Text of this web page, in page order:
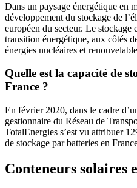
Dans un paysage énergétique en
développement du stockage de
européen du secteur. Le stockage
transition énergétique, aux côtés
énergies nucléaires et
Quelle est la capacité de
France ?
En février 2020, dans le cadre
gestionnaire du Réseau de
TotalEnergies s’est vu attribuer
de stockage par batteries en
Conteneurs solaires